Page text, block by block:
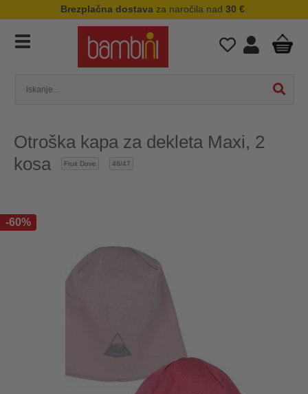
Brezplačna dostava za naročila nad 30 €
Otroška kapa za dekleta Maxi, 2
kosa
Fruit Dove 46/47
-60%